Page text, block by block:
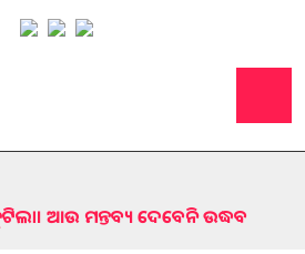
ଆଉ ମନ୍ତବ୍ୟ ଦେବେନି ଉଦ୍ଧବ